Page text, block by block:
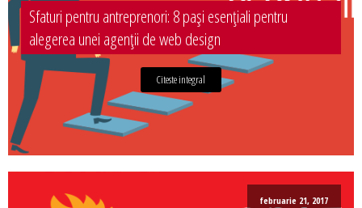
Sfaturi pentru antreprenori: 8 pași esențiali pentru
alegerea unei agenții de web design
Citeste integral
februarie 21, 2017